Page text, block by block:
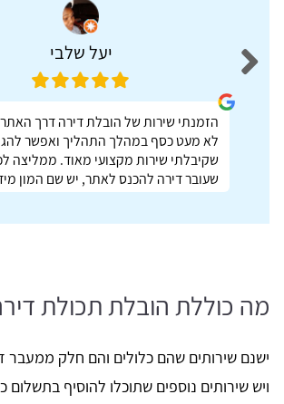
יעל שלבי
הזמנתי שירות של הובלת דירה דרך
לא מעט כסף במהלך התהליך ואפשר
שקיבלתי שירות מקצועי מאוד. ממליצה
שעובר דירה להכנס לאתר, יש שם המון
מה כוללת הובלת תכולת
ישנם שירותים שהם כלולים והם חלק ממעבר
ויש שירותים נוספים שתוכלו להוסיף בתשלום